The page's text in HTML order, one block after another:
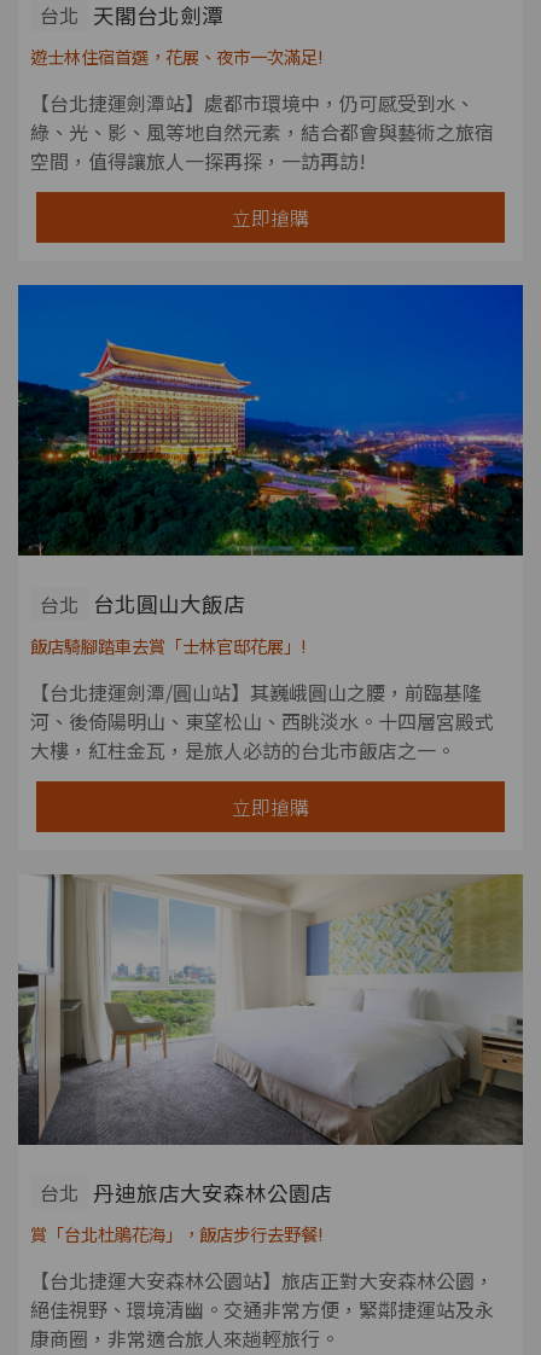
台北 天閣台北劍潭
遊士林住宿首選，花展、夜市一次滿足!
【台北捷運劍潭站】處都市環境中，仍可感受到水、
綠、光、影、風等地自然元素，結合都會與藝術之旅宿
空間，值得讓旅人一探再探，一訪再訪!
立即搶購
台北 台北圓山大飯店
飯店騎腳踏車去賞「士林官邸花展」!
【台北捷運劍潭/圓山站】其巍峨圓山之腰，前臨基隆
河、後倚陽明山、東望松山、西眺淡水。十四層宮殿式
大樓，紅柱金瓦，是旅人必訪的台北市飯店之一。
立即搶購
台北 丹迪旅店大安森林公園店
賞「台北杜鵑花海」，飯店步行去野餐!
【台北捷運大安森林公園站】旅店正對大安森林公園，
絕佳視野、環境清幽。交通非常方便，緊鄰捷運站及永
康商圈，非常適合旅人來趟輕旅行。